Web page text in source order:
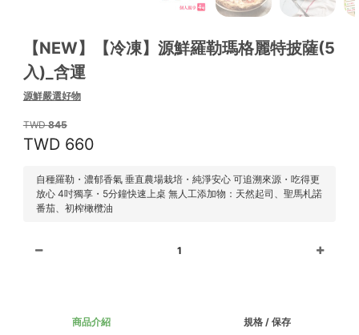
【NEW】【冷凍】源鮮羅勒瑪格麗特披薩(5
入)_含運
源鮮嚴選好物
845
660
自種羅勒・濃郁香氣 垂直農場栽培・純淨安心 可追溯來源・吃得更
放心 4吋獨享・5分鐘快速上桌 無人工添加物：天然起司、聖馬札諾
番茄、初榨橄欖油
1
商品介紹 規格 / 保存